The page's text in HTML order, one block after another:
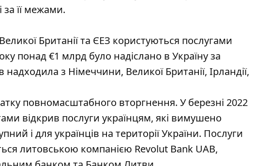
за її межами.
Британії та ЄЕЗ користуються послугами
понад €1 млрд було надіслано в Україну за
з Німеччини, Великої Британії, Ірландії,
повномасштабного вторгнення. У березні 2022
відкрив послуги українцям, які вимушено
і для українців на території України. Послуги
литовською компанією Revolut Bank UAB,